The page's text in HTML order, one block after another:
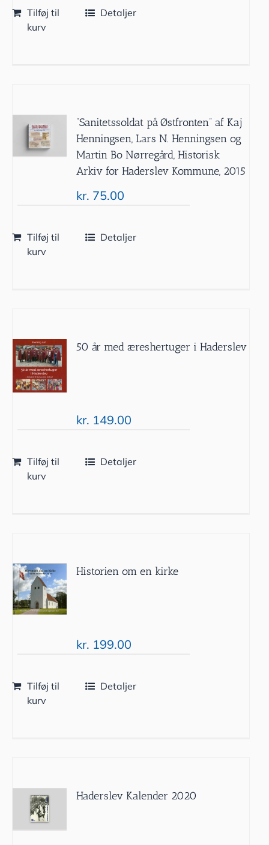
Tilføj til
kurv
Detaljer
”Sanitetssoldat på Østfronten” af Kaj
Henningsen, Lars N. Henningsen og
Martin Bo Nørregård, Historisk
Arkiv for Haderslev Kommune, 2015
kr. 75.00
Tilføj til
kurv
Detaljer
50 år med æreshertuger i Haderslev
kr. 149.00
Tilføj til
kurv
Detaljer
Historien om en kirke
kr. 199.00
Tilføj til
kurv
Detaljer
Haderslev Kalender 2020